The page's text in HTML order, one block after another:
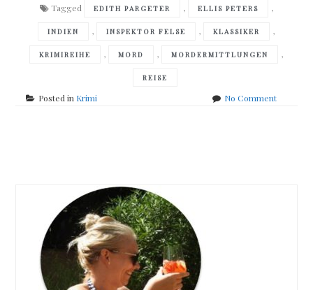
Tagged EDITH PARGETER , ELLIS PETERS ,
INDIEN , INSPEKTOR FELSE , KLASSIKER ,
KRIMIREIHE , MORD , MORDERMITTLUNGEN ,
REISE
Posted in Krimi No Commenton
navigation